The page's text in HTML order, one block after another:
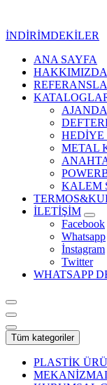
İNDİRİMDEKİLER
Kurumsal
ANA SAYFA
HAKKIMIZDA
HEDİYE
METAL
KALEM
İLETİŞİM
Facebook
Whatsapp
İnstagram
Twitter
WHATSAPP
Tüm kategoriler
PLASTİK